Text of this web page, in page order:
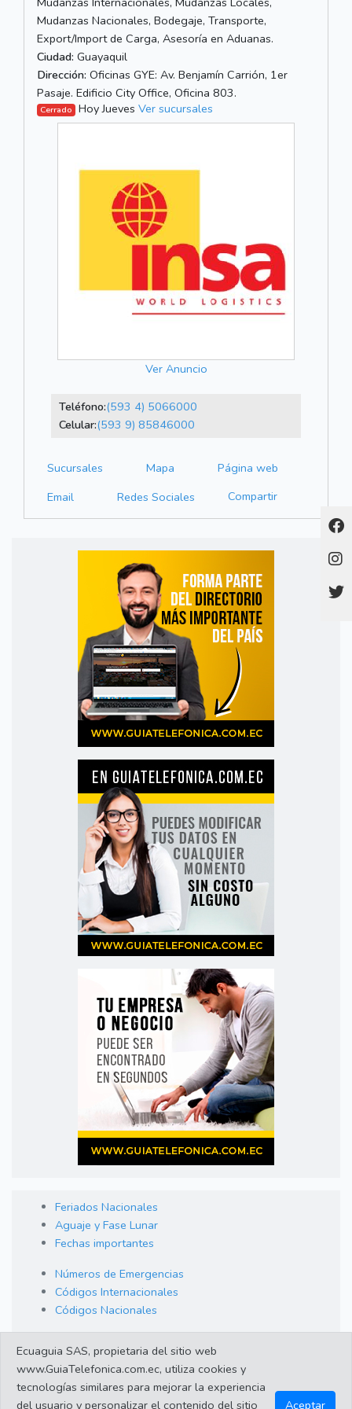
Mudanzas Nacionales, Bodegaje, Transporte,
Export/Import de Carga, Asesoría en Aduanas.
Ciudad: Guayaquil
Dirección: Oficinas GYE: Av. Benjamín Carrión, 1er
Pasaje. Edificio City Office, Oficina 803.
Cerrado Hoy Jueves Ver sucursales
Ver Anuncio
Teléfono:(593 4) 5066000
Celular:(593 9) 85846000
Sucursales Mapa
Página web
Email
Redes Sociales Compartir
Feriados Nacionales
Aguaje y Fase Lunar
Fechas importantes
Números de Emergencias
Códigos Internacionales
Códigos Nacionales
Cambio de Divisas
Enlaces de interes
Ecuaguia SAS, propietaria del sitio web
www.GuiaTelefonica.com.ec, utiliza cookies y
tecnologías similares para mejorar la experiencia
del usuario y personalizar el contenido del sitio
Aceptar